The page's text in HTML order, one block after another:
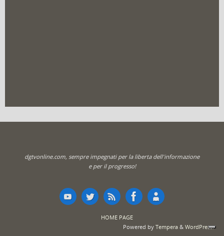
dgtvonline.com, sempre impegnati per la liberta dell'informazione
e per il progresso!
HOME PAGE
Powered by Tempera & WordPress.